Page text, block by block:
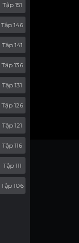
Tập 151
Tập 146
Tập 141
Tập 136
Tập 131
Tập 126
Tập 121
Tập 116
Tập 111
Tập 106